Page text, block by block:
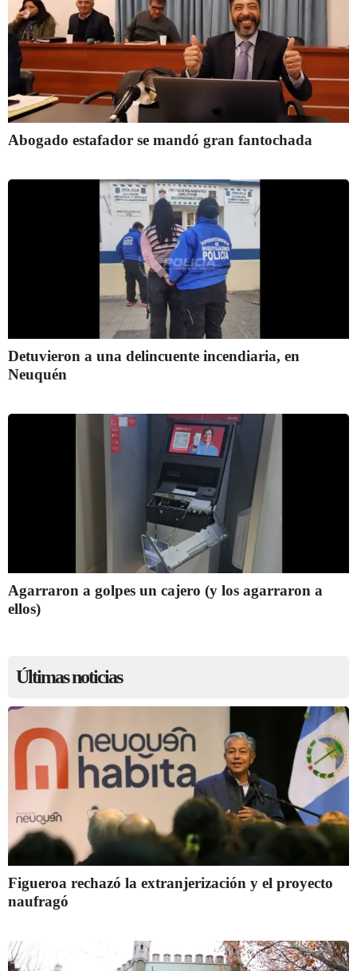
Abogado estafador se mandó gran fantochada
Detuvieron a una delincuente incendiaria, en
Neuquén
Agarraron a golpes un cajero (y los agarraron a
ellos)
Últimas noticias
Figueroa rechazó la extranjerización y el proyecto
naufragó